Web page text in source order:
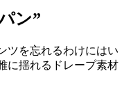
ン”
ツを忘れるわけにはい
に揺れるドレープ素材